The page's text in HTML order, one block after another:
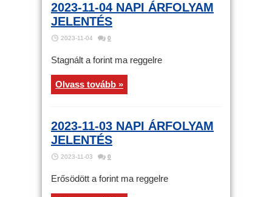
2023-11-04 NAPI ÁRFOLYAM
JELENTÉS
2023-11-04 0
Stagnált a forint ma reggelre
Olvass tovább »
2023-11-03 NAPI ÁRFOLYAM
JELENTÉS
2023-11-03 0
Erősödött a forint ma reggelre